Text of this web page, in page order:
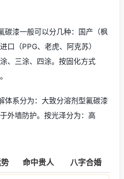
碳漆一般可以分几种：国产（枫
口（PPG、老虎、阿克苏）
、三涂、四涂。按固化方式
体系分为：大致分溶剂型氟碳漆
外墙防护。按光泽分为：高
命中贵人 八字合婚